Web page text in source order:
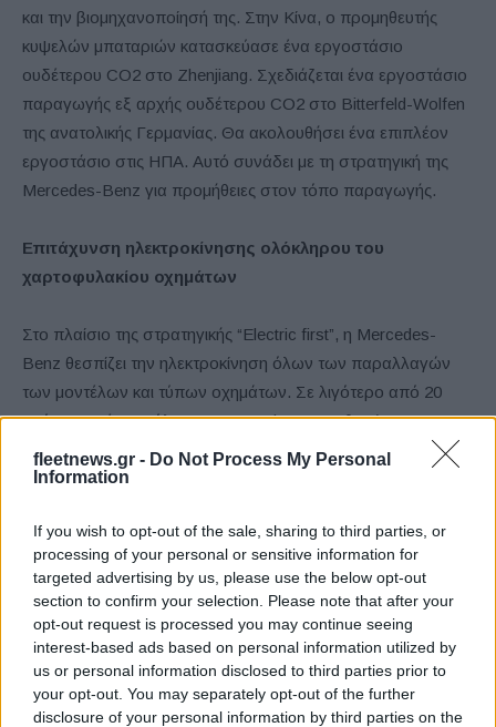
fleetnews.gr - Do Not Process My Personal
Information
If you wish to opt-out of the sale, sharing to third parties, or
processing of your personal or sensitive information for
targeted advertising by us, please use the below opt-out
section to confirm your selection. Please note that after your
opt-out request is processed you may continue seeing
interest-based ads based on personal information utilized by
us or personal information disclosed to third parties prior to
your opt-out. You may separately opt-out of the further
disclosure of your personal information by third parties on the
και την βιομηχανοποίησή της. Στην Κίνα, ο προμηθευτής
κυψελών μπαταριών κατασκεύασε ένα εργοστάσιο
ουδέτερου CO2 στο Zhenjiang. Σχεδιάζεται ένα εργοστάσιο
παραγωγής εξ αρχής ουδέτερου CO2 στο Bitterfeld-Wolfen
της ανατολικής Γερμανίας. Θα ακολουθήσει ένα επιπλέον
εργοστάσιο στις ΗΠΑ. Αυτό συνάδει με τη στρατηγική της
Mercedes-Benz για προμήθειες στον τόπο παραγωγής.
Επιτάχυνση ηλεκτροκίνησης ολόκληρου του
χαρτοφυλακίου οχημάτων
Στο πλαίσιο της στρατηγικής “Electric first”, η Mercedes-
Benz θεσπίζει την ηλεκτροκίνηση όλων των παραλλαγών
των μοντέλων και τύπων οχημάτων. Σε λιγότερο από 20
χρόνια, ο νέος στόλος της Mercedes-Benz θα είναι
ουδέτερος CO2 και μέχρι το 2030 η εταιρεία σκοπεύει να
εξασφαλίσει πως πάνω από το 50% των πωλήσεων
οχήματα. Αμιγώς ηλεκτρικά φορτηγά, βαν και λεωφορεία
Mercedes-Benz παράγονται ήδη μαζικά σήμερα. Μέχρι το
τέλος του τρέχοντος έτους, ο στόχος είναι να
κυκλοφορήσουν στην αγορά πέντε αμιγώς ηλεκτρικά
μοντέλα επιβατικών αυτοκινήτων και 20 plug-in υβριδικές
παραλλαγές. Το plug-in υβριδικό χαρτοφυλάκιο κυμαίνεται
από παραλλαγές μοντέλων της A- έως S-Class, από το GLA